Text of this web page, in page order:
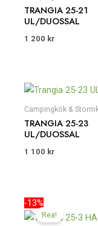
TRANGIA 25-21
UL/DUOSSAL
1 200 kr
Campingkök &
TRANGIA 25-23
UL/DUOSSAL
1 100 kr
-13%
Rea!ursprungliga
priset